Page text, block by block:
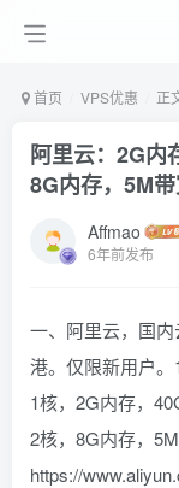
首页 VPS优惠 正
阿里云：2G内
8G内存，5M
Affmao
6年前发布
一、阿里云，国
港。仅限新用户
1核，2G内存，
2核，8G内存，
https://